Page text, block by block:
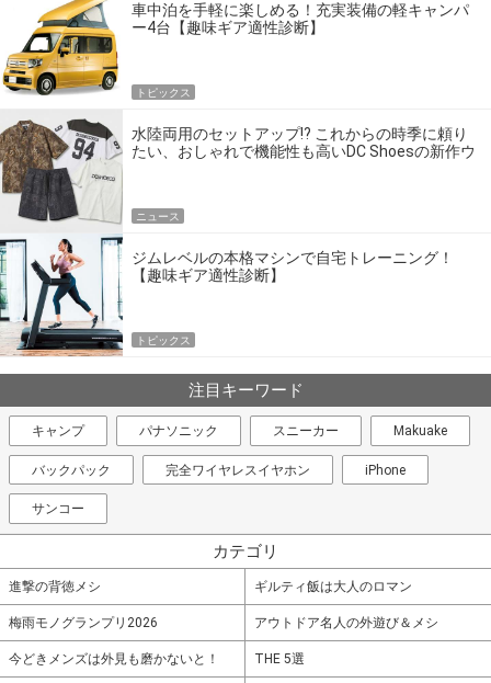
車中泊を手軽に楽しめる！充実装備の軽キャンパ
ー4台【趣味ギア適性診断】
トピックス
水陸両用のセットアップ!? これからの時季に頼り
たい、おしゃれで機能性も高いDC Shoesの新作ウ
ニュース
ジムレベルの本格マシンで自宅トレーニング！
【趣味ギア適性診断】
トピックス
注目キーワード
キャンプ パナソニック スニーカー Makuake
バックパック 完全ワイヤレスイヤホン iPhone
サンコー
カテゴリ
進撃の背徳メシ ギルティ飯は大人のロマン
梅雨モノグランプリ2026 アウトドア名人の外遊び＆メシ
今どきメンズは外見も磨かないと！ THE 5選